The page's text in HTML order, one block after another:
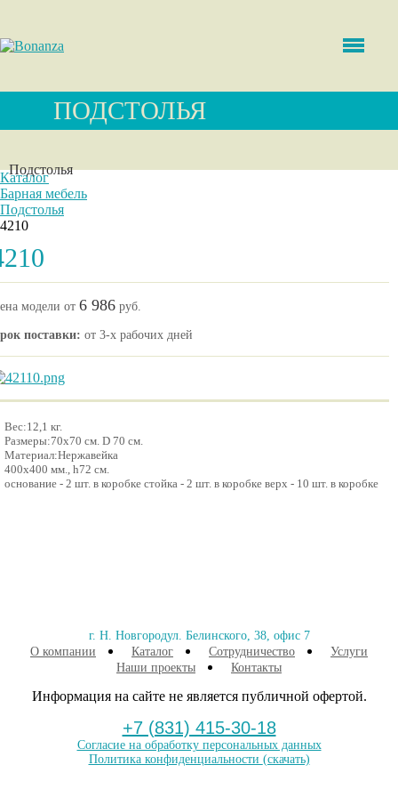
ПОДСТОЛЬЯ
Подстолья
Каталог
Барная мебель
Подстолья
4210
модели от 6 986 руб.
поставки: от 3-х рабочих дней
Вес:12,1 кг.
Размеры:70х70 см. D 70 см.
Материал:Нержавейка
400х400 мм., h72 см.
основание - 2 шт. в коробке стойка - 2 шт. в коробке верх - 10 шт. в коробке
г. Н. Новгородул. Белинского, 38, офис 7
О компании
Каталог Сотрудничество
Услуги
Наши проекты
Контакты
Информация на сайте не является публичной офертой.
+7 (831) 415-30-18
Согласие на обработку персональных данных
Политика конфиденциальности (скачать)